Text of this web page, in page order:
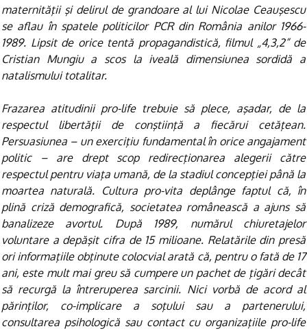
maternităţii şi delirul de grandoare al lui Nicolae Ceauşescu
se aflau în spatele politicilor PCR din România anilor 1966-
1989. Lipsit de orice tentă propagandistică, filmul „4,3,2” de
Cristian Mungiu a scos la iveală dimensiunea sordidă a
natalismului totalitar.
Frazarea atitudinii pro-life trebuie să plece, aşadar, de la
respectul libertăţii de conştiinţă a fiecărui cetăţean.
Persuasiunea – un exerciţiu fundamental în orice angajament
politic – are drept scop redirecţionarea alegerii către
respectul pentru viaţa umană, de la stadiul concepţiei până la
moartea naturală. Cultura pro-vita deplânge faptul că, în
plină criză demografică, societatea românească a ajuns să
banalizeze avortul. După 1989, numărul chiuretajelor
voluntare a depăşit cifra de 15 milioane. Relatările din presă
ori informaţiile obţinute colocvial arată că, pentru o fată de 17
ani, este mult mai greu să cumpere un pachet de ţigări decât
să recurgă la întreruperea sarcinii. Nici vorbă de acord al
părinţilor, co-implicare a soţului sau a partenerului,
consultarea psihologică sau contact cu organizaţiile pro-life